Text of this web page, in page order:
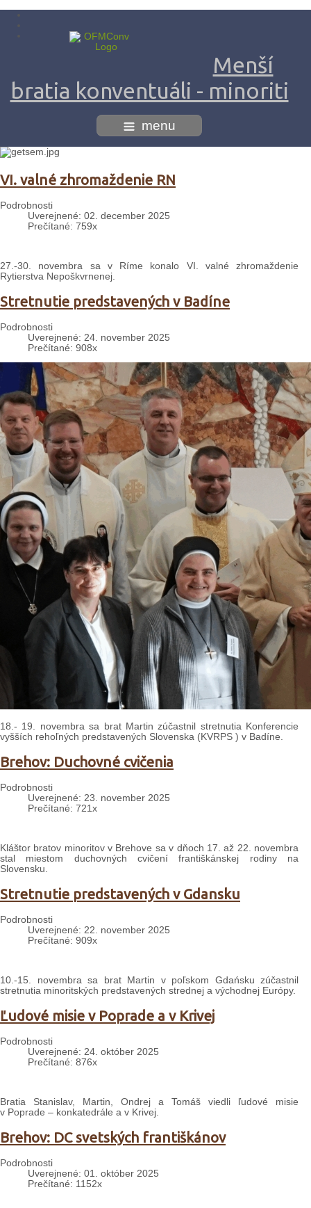
Menší
bratia konventuáli - minoriti
menu
VI. valné zhromaždenie RN
Podrobnosti
Uverejnené: 02. december 2025
Prečítané: 759x
27.-30. novembra sa v Ríme konalo VI. valné zhromaždenie
Rytierstva Nepoškvrnenej.
Stretnutie predstavených v Badíne
Podrobnosti
Uverejnené: 24. november 2025
Prečítané: 908x
18.- 19. novembra sa brat Martin zúčastnil stretnutia Konferencie
vyšších rehoľných predstavených Slovenska (KVRPS ) v Badíne.
Brehov: Duchovné cvičenia
Podrobnosti
Uverejnené: 23. november 2025
Prečítané: 721x
Kláštor bratov minoritov v Brehove sa v dňoch 17. až 22. novembra
stal miestom duchovných cvičení františkánskej rodiny na
Slovensku.
Stretnutie predstavených v Gdansku
Podrobnosti
Uverejnené: 22. november 2025
Prečítané: 909x
10.-15. novembra sa brat Martin v poľskom Gdańsku zúčastnil
stretnutia minoritských predstavených strednej a východnej Európy.
Ľudové misie v Poprade a v Krivej
Podrobnosti
Uverejnené: 24. október 2025
Prečítané: 876x
Bratia Stanislav, Martin, Ondrej a Tomáš viedli ľudové misie
v Poprade – konkatedrále a v Krivej.
Brehov: DC svetských františkánov
Podrobnosti
Uverejnené: 01. október 2025
Prečítané: 1152x